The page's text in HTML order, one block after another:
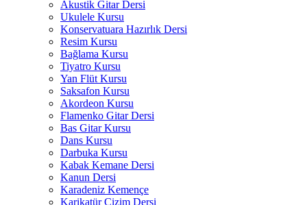
Akustik Gitar Dersi
Ukulele Kursu
Konservatuara Hazırlık Dersi
Resim Kursu
Bağlama Kursu
Tiyatro Kursu
Yan Flüt Kursu
Saksafon Kursu
Akordeon Kursu
Flamenko Gitar Dersi
Bas Gitar Kursu
Dans Kursu
Darbuka Kursu
Kabak Kemane Dersi
Kanun Dersi
Karadeniz Kemençe
Karikatür Çizim Dersi